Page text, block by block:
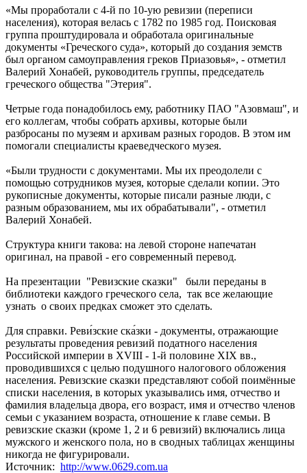
«Мы проработали с 4-й по 10-ую ревизии (переписи
населения), которая велась с 1782 по 1985 год. Поисковая
группа проштудировала и обработала оригинальные
документы «Греческого суда», который до создания земств
был органом самоуправления греков Приазовья», - отметил
Валерий Хонабей, руководитель группы, председатель
греческого общества "Этерия".
Четрые года понадобилось ему, работнику ПАО "Азовмаш", и
его коллегам, чтобы собрать архивы, которые были
разбросаны по музеям и архивам разных городов. В этом им
помогали специалисты краеведческого музея.
«Были трудности с документами. Мы их преодолели с
помощью сотрудников музея, которые сделали копии. Это
рукописные документы, которые писали разные люди, с
разным образованием, мы их обрабатывали", - отметил
Валерий Хонабей.
Структура книги такова: на левой стороне напечатан
оригинал, на правой - его современный перевод.
На презентации "Ревизские сказки" были переданы в
библиотеки каждого греческого села, так все желающие
узнать о своих предках сможет это сделать.
Для справки. Реви́зские ска́зки - документы, отражающие
результаты проведения ревизий податного населения
Российской империи в XVIII - 1-й половине XIX вв.,
проводившихся с целью подушного налогового обложения
населения. Ревизские сказки представляют собой поимённые
списки населения, в которых указывались имя, отчество и
фамилия владельца двора, его возраст, имя и отчество членов
семьи с указанием возраста, отношение к главе семьи. В
ревизские сказки (кроме 1, 2 и 6 ревизий) включались лица
мужского и женского пола, но в сводных таблицах женщины
никогда не фигурировали.
Источник: http://www.0629.com.ua